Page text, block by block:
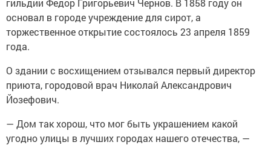
основал в городе учреждение для сирот, а
торжественное открытие состоялось 23 апреля 1859
года.
О здании с восхищением отзывался первый директор
приюта, городовой врач Николай Александрович
Йозефович.
— Дом так хорош, что мог быть украшением какой
угодно улицы в лучших городах нашего отечества, —